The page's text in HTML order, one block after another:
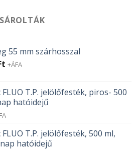
55 mm szárhosszal
Current
95 Ft.
+ÁFA
FLUO T.P. jelölőfesték, piros- 500
hatóidejű
FLUO T.P. jelölőfesték, 500 ml,
hatóidejű